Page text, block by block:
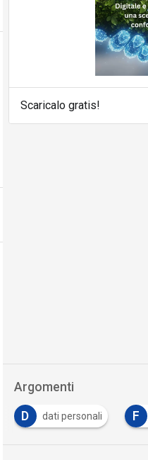
Scaricalo gratis!
Argomenti
personali F facebook